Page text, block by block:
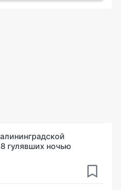
гулявших ночью